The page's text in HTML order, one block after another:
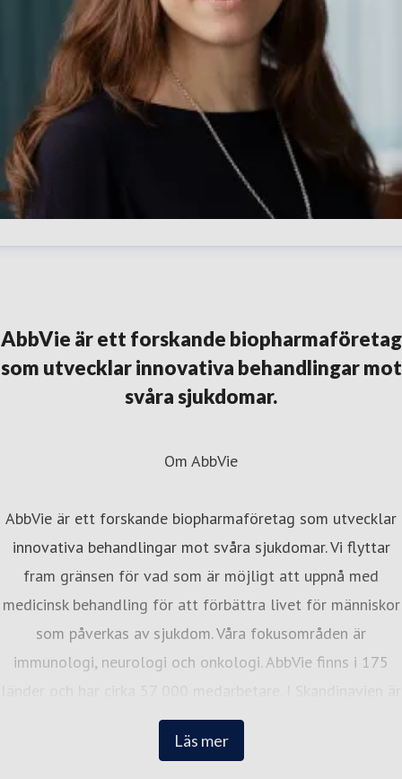
395 373
AbbVie är ett forskande biopharmaföretag
som utvecklar innovativa behandlingar mot
svåra sjukdomar.
Läs mer
Om AbbVie
AbbVie är ett forskande biopharmaföretag som utvecklar
innovativa behandlingar mot svåra sjukdomar. Vi flyttar
fram gränsen för vad som är möjligt att uppnå med
medicinsk behandling för att förbättra livet för människor
som påverkas av sjukdom. Våra fokusområden är
immunologi, neurologi och onkologi. AbbVie finns i 175
vi cirka 300 medarbetare med kontor i Stockholm, Oslo
och Köpenhamn. I alla tre länder placerar vi oss på Great